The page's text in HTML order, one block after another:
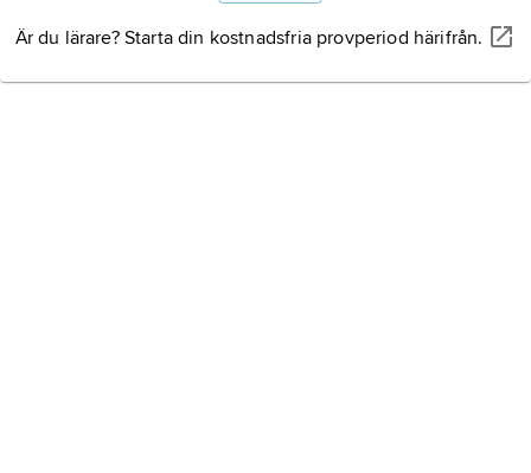
Är du lärare? Starta din kostnadsfria provperiod härifrån.